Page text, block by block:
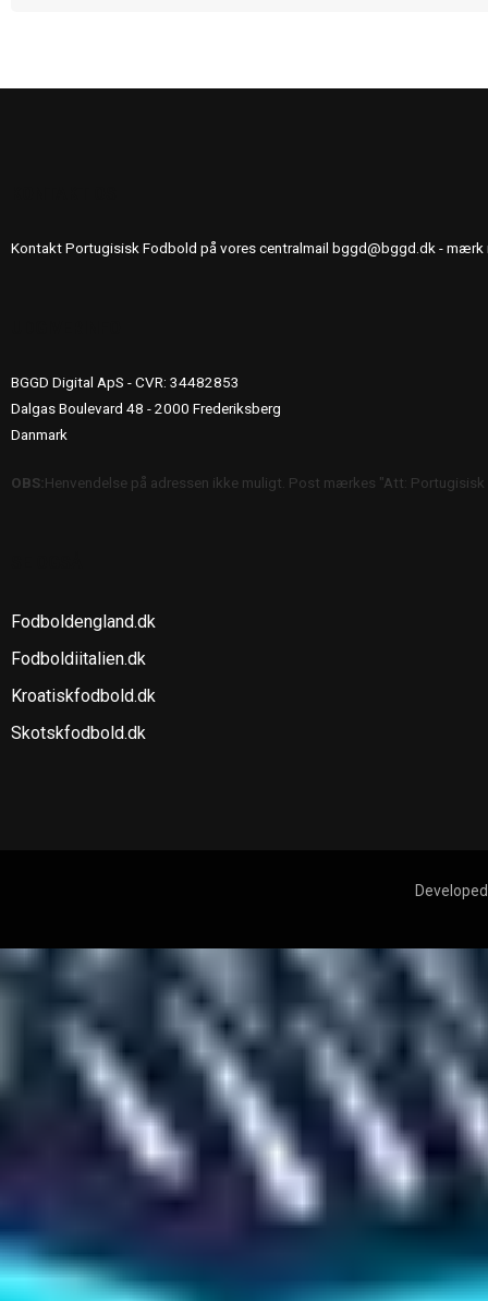
Kontakt Portugisisk Fodbold på vores centralmail bggd@bggd.dk- mærk
BGGD Digital ApS - CVR: 34482853
Dalgas Boulevard 48 - 2000 Frederiksberg
Danmark
OBS:Henvendelse på adressen ikke muligt. Post mærkes "Att:
Fodboldengland.dk
Fodboldiitalien.dk
Kroatiskfodbold.dk
Skotskfodbold.dk